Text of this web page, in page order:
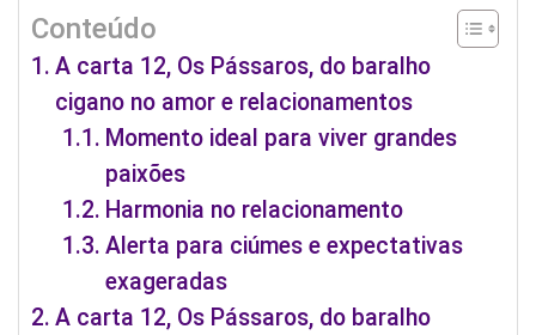
Conteúdo
A carta 12, Os Pássaros, do baralho
cigano no amor e relacionamentos
Momento ideal para viver grandes
paixões
Harmonia no relacionamento
Alerta para ciúmes e expectativas
exageradas
A carta 12, Os Pássaros, do baralho